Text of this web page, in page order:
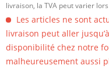
livraison, la TVA peut varier
Les articles ne sont
livraison peut aller
disponibilité chez notre
malheureusement aussi